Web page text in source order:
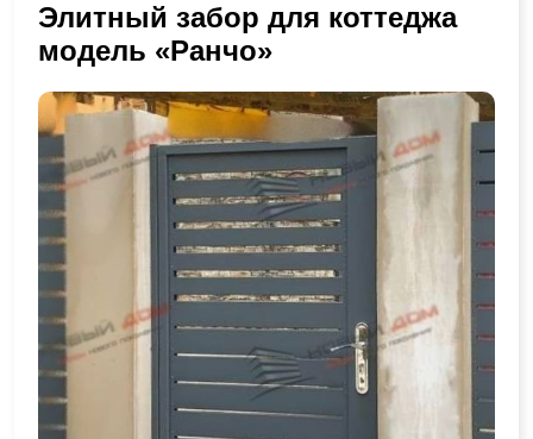
Элитный забор для коттеджа
модель «Ранчо»